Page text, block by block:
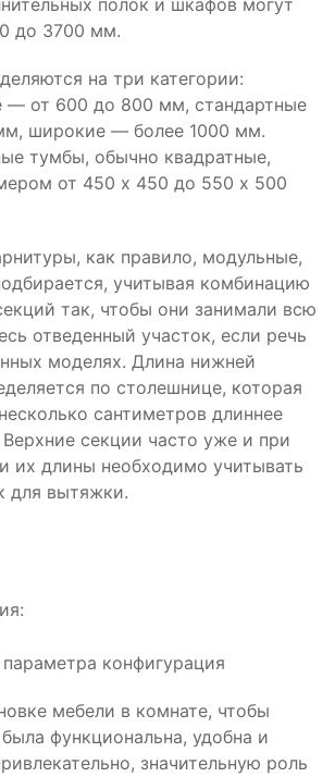
до 3700 мм.
на три категории:
— от 600 до 800 мм, стандартные
широкие — более 1000 мм.
тумбы, обычно квадратные,
от 450 х 450 до 550 х 500
как правило, модульные,
учитывая комбинацию
так, чтобы они занимали всю
отведенный участок, если речь
моделях. Длина нижней
по столешнице, которая
сантиметров длиннее
секции часто уже и при
их длины необходимо учитывать
для вытяжки.
мебели в комнате, чтобы
функциональна, удобна и
значительную роль